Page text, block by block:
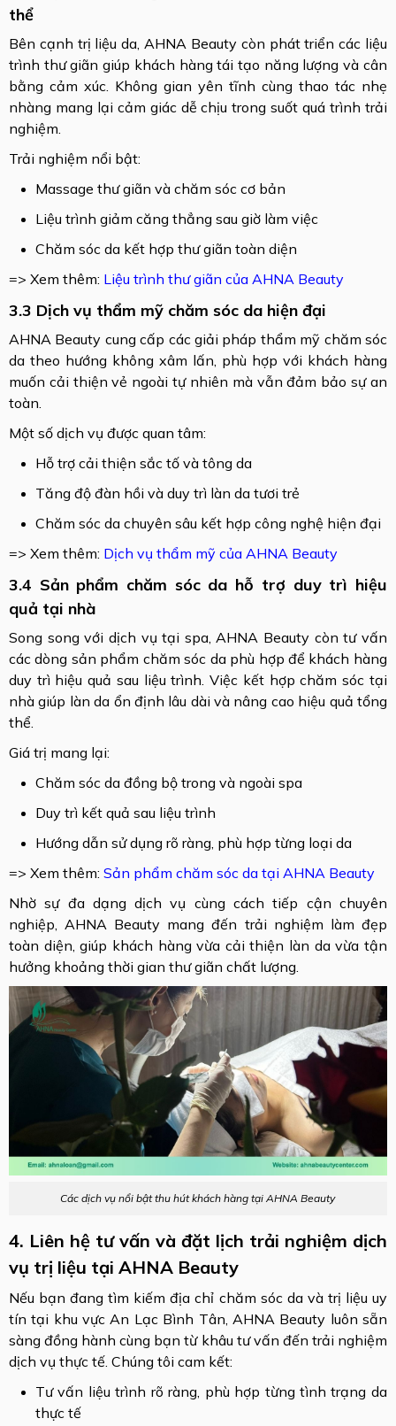
thể
Bên cạnh trị liệu da, AHNA Beauty còn phát triển các liệu
trình thư giãn giúp khách hàng tái tạo năng lượng và cân
bằng cảm xúc. Không gian yên tĩnh cùng thao tác nhẹ
nhàng mang lại cảm giác dễ chịu trong suốt quá trình trải
nghiệm.
Trải nghiệm nổi bật:
Massage thư giãn và chăm sóc cơ bản
Liệu trình giảm căng thẳng sau giờ làm việc
Chăm sóc da kết hợp thư giãn toàn diện
​​=> Xem thêm: Liệu trình thư giãn của AHNA Beauty
3.3 Dịch vụ thẩm mỹ chăm sóc da hiện đại
AHNA Beauty cung cấp các giải pháp thẩm mỹ chăm sóc
da theo hướng không xâm lấn, phù hợp với khách hàng
muốn cải thiện vẻ ngoài tự nhiên mà vẫn đảm bảo sự an
toàn.
Một số dịch vụ được quan tâm:
Hỗ trợ cải thiện sắc tố và tông da
Tăng độ đàn hồi và duy trì làn da tươi trẻ
Chăm sóc da chuyên sâu kết hợp công nghệ hiện đại
​​​=> Xem thêm: Dịch vụ thẩm mỹ của AHNA Beauty
3.4 Sản phẩm chăm sóc da hỗ trợ duy trì hiệu
quả tại nhà
Song song với dịch vụ tại spa, AHNA Beauty còn tư vấn
các dòng sản phẩm chăm sóc da phù hợp để khách hàng
duy trì hiệu quả sau liệu trình. Việc kết hợp chăm sóc tại
nhà giúp làn da ổn định lâu dài và nâng cao hiệu quả tổng
thể.
Giá trị mang lại:
Chăm sóc da đồng bộ trong và ngoài spa
Duy trì kết quả sau liệu trình
Hướng dẫn sử dụng rõ ràng, phù hợp từng loại da
​​​​=> Xem thêm: Sản phẩm chăm sóc da tại AHNA Beauty
Nhờ sự đa dạng dịch vụ cùng cách tiếp cận chuyên
nghiệp, AHNA Beauty mang đến trải nghiệm làm đẹp
toàn diện, giúp khách hàng vừa cải thiện làn da vừa tận
hưởng khoảng thời gian thư giãn chất lượng.
Các dịch vụ nổi bật thu hút khách hàng tại AHNA Beauty
4. Liên hệ tư vấn và đặt lịch trải nghiệm dịch
vụ trị liệu tại AHNA Beauty
Nếu bạn đang tìm kiếm địa chỉ chăm sóc da và trị liệu uy
tín tại khu vực An Lạc Bình Tân, AHNA Beauty luôn sẵn
sàng đồng hành cùng bạn từ khâu tư vấn đến trải nghiệm
dịch vụ thực tế. Chúng tôi cam kết:
Tư vấn liệu trình rõ ràng, phù hợp từng tình trạng da
thực tế